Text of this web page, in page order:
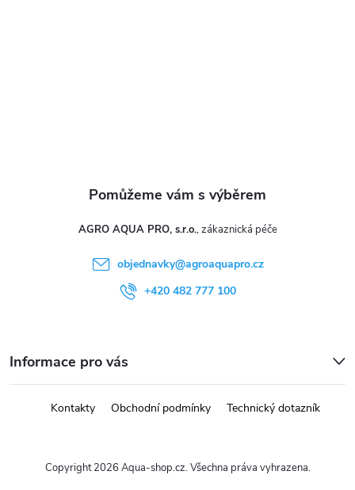
AGRO AQUA PRO, s.r.o.
objednavky@agroaquapro.cz
+420 482 777 100
Informace pro vás
Kontakty Obchodní podmínky Technický dotazník
Copyright 2026 Aqua-shop.cz. Všechna práva vyhrazena.